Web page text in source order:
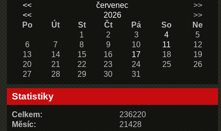
<<
červenec
>>
<<
2026
>>
Po
Út St Čt Pá So
Ne
1
2 3 4
5
6
7 8 9 10 11
12
13
14 15 16 17 18
19
20
21 22 23 24 25
26
27
28 29 30 31
Statistiky
Celkem:
236220
Měsíc:
21428